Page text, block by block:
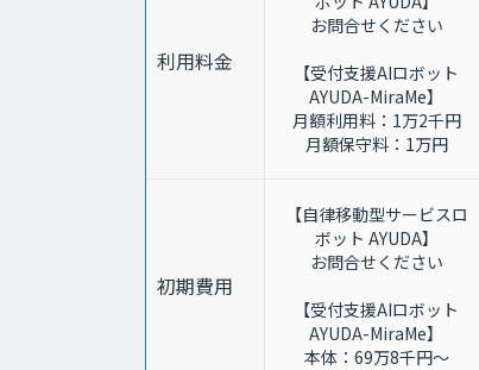
利用料金
お問合せください
【受付支援AIロボット
AYUDA-MiraMe】
月額利用料：1万2千円
月額保守料：1万円
初期費用
【自律移動型サービスロ
ボット AYUDA】
お問合せください
【受付支援AIロボット
AYUDA-MiraMe】
本体：69万8千円～